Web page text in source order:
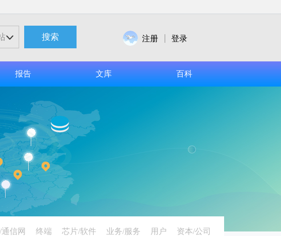
搜索 注册 登录
报告 文库 百科
通信网 终端 芯片/软件 业务/服务 用户 资本/公司